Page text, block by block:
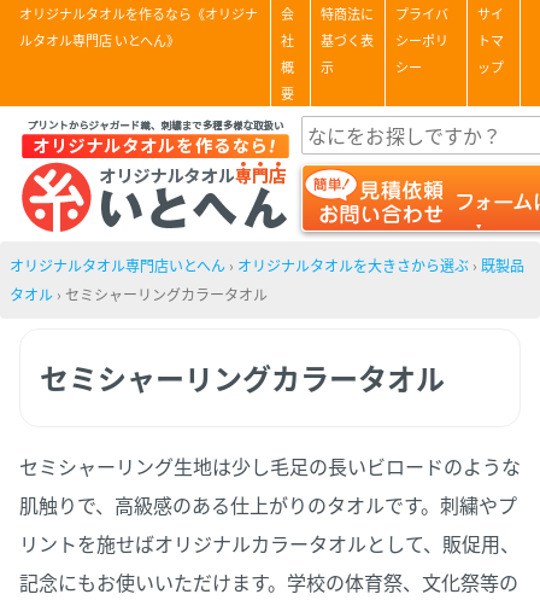
オリジナルタオルを作るなら《オリジナ
ルタオル専門店 いとへん》
会
社
概
要
特商法に
基づく表
示
プライバ
シーポリ
シー
サイ
トマ
ップ
オリジナルタオル専門店いとへん › オリジナルタオルを大きさから選ぶ › 既製品
タオル › セミシャーリングカラータオル
セミシャーリングカラータオル
セミシャーリング生地は少し毛足の長いビロードのような
肌触りで、高級感のある仕上がりのタオルです。刺繍やプ
リントを施せばオリジナルカラータオルとして、販促用、
記念にもお使いいただけます。学校の体育祭、文化祭等の